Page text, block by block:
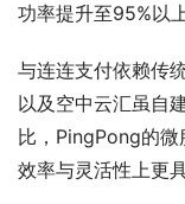
功率提升至95%以
与连连支付依赖传
以及空中云汇虽自
比，PingPong的
效率与灵活性上更